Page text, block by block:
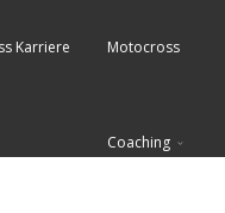
Karriere Motocross
Coaching